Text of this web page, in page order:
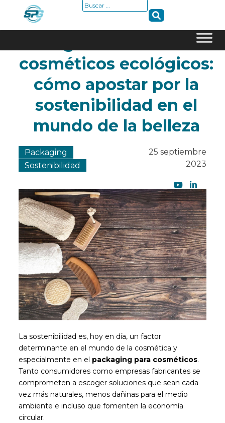
Buscar:
El auge de los envases
cosméticos ecológicos:
cómo apostar por la
sostenibilidad en el
mundo de la belleza
Packaging
Sostenibilidad
25 septiembre
2023
La sostenibilidad es, hoy en día, un factor
determinante en el mundo de la cosmética y
especialmente en el packaging para cosméticos.
Tanto consumidores como empresas fabricantes se
comprometen a escoger soluciones que sean cada
vez más naturales, menos dañinas para el medio
ambiente e incluso que fomenten la economía
circular.